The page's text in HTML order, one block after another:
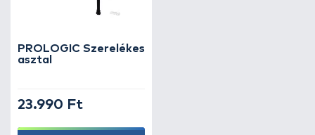
PROLOGIC Szerelékes
asztal
23.990 Ft